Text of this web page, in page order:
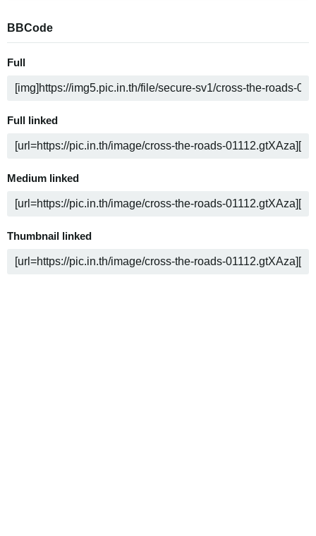
BBCode
Full
Full linked
Medium linked
Thumbnail linked